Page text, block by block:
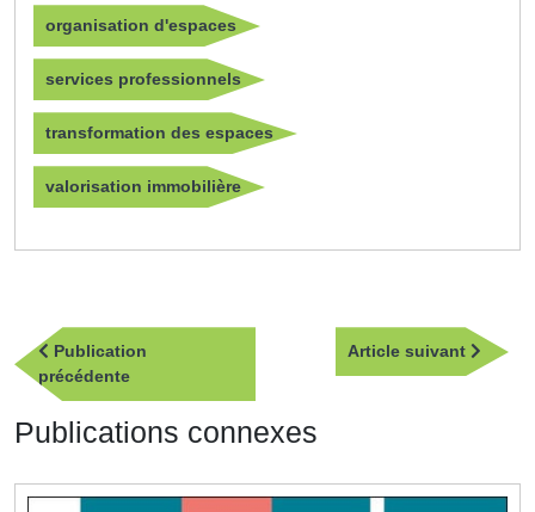
organisation d'espaces
services professionnels
transformation des espaces
valorisation immobilière
Navigation
de
l’article
Publication
précédentePublication
précédente
Article suivant
Article
Publications connexes